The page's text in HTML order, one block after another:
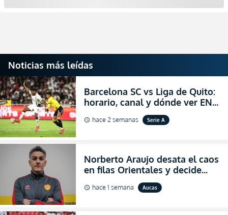
Noticias más leídas
Barcelona SC vs Liga de Quito:
horario, canal y dónde ver EN
VIVO la Fecha 22 de la LigaPro
2026
schedule hace 2 semanas Serie A
Norberto Araujo desata el caos
en filas Orientales y decide
abandonar la dirección técnica
de Aucas
schedule hace 1 semana Aucas